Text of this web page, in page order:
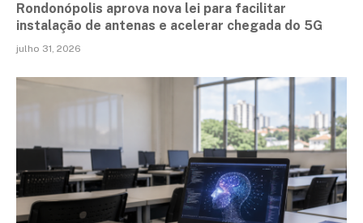
Rondonópolis aprova nova lei para facilitar
instalação de antenas e acelerar chegada do 5G
julho 31, 2026